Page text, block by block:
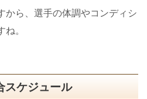
から、選手の体調やコンディシ
。
スケジュール